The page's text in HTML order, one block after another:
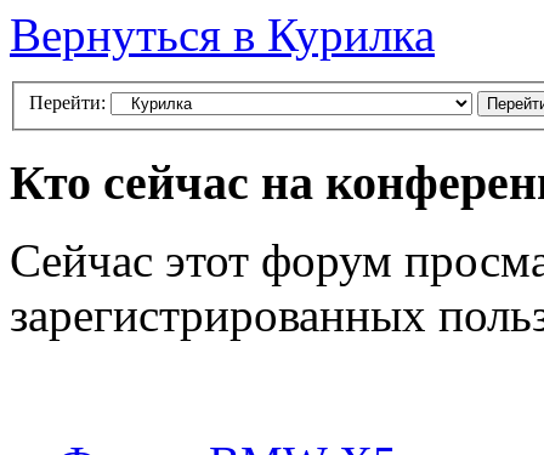
Вернуться в Курилка
Перейти:
Кто сейчас на
Сейчас этот форум
зарегистрированных